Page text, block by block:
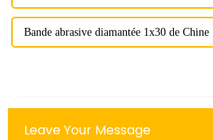
Bande abrasive diamantée 1x30 de Chine
Leave Your Message